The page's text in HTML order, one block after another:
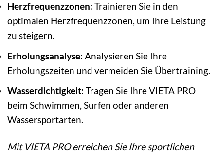
Herzfrequenzzonen: Trainieren Sie in den
optimalen Herzfrequenzzonen, um Ihre Leistung
zu steigern.
Erholungsanalyse: Analysieren Sie Ihre
Erholungszeiten und vermeiden Sie Übertraining.
Wasserdichtigkeit: Tragen Sie Ihre VIETA PRO
beim Schwimmen, Surfen oder anderen
Wassersportarten.
Mit VIETA PRO erreichen Sie Ihre sportlichen